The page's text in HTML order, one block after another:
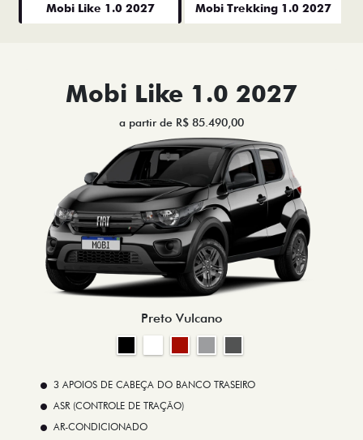
Mobi Like 1.0 2027 Mobi Trekking 1.0 2027
Mobi Like 1.0 2027
a partir de R$ 85.490,00
Preto Vulcano
3 APOIOS DE CABEÇA DO BANCO TRASEIRO
ASR (CONTROLE DE TRAÇÃO)
AR-CONDICIONADO